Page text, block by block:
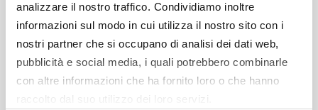
analizzare il nostro traffico. Condividiamo inoltre
informazioni sul modo in cui utilizza il nostro sito con i
nostri partner che si occupano di analisi dei dati web,
pubblicità e social media, i quali potrebbero combinarle
con altre informazioni che ha fornito loro o che hanno
raccolto dal suo utilizzo dei loro servizi.
CONFERENZA POSTPARTITA